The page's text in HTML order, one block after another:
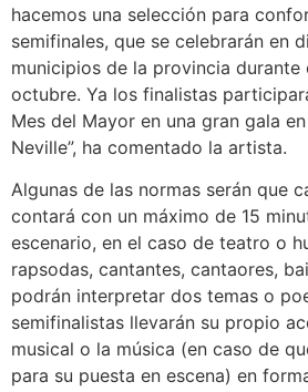
hacemos una selección para
semifinales, que se celebrarán en
municipios de la provincia durante
octubre. Ya los finalistas
Mes del Mayor en una gran gala
Neville”, ha comentado la artista.
Algunas de las normas serán que
contará con un máximo de 15
escenario, en el caso de teatro o
rapsodas, cantantes, cantaores,
podrán interpretar dos temas o
semifinalistas llevarán su propio
musical o la música (en caso de
para su puesta en escena) en